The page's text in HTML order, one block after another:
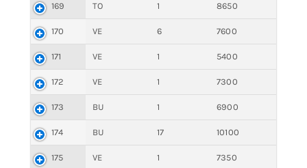
169 TO 1 8650
170 VE 6 7600
171 VE 1 5400
172 VE 1 7300
173 BU 1 6900
174 BU 17 10100
175 VE 1 7350